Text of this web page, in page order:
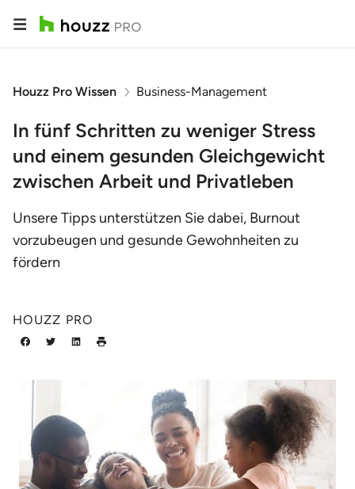
Houzz Pro Wissen Business-Management
In fünf Schritten zu weniger Stress
und einem gesunden Gleichgewicht
zwischen Arbeit und Privatleben
Unsere Tipps unterstützen Sie dabei, Burnout
vorzubeugen und gesunde Gewohnheiten zu
fördern
HOUZZ PRO